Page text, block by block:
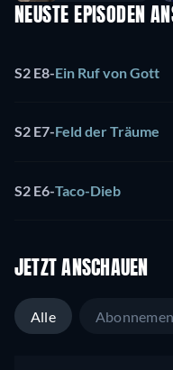
NEUSTE EPISODEN
S2 E8-Ein Ruf von Gott
S2 E7-Feld der Träume
S2 E6-Taco-Dieb
JETZT ANSCHAUEN
Alle